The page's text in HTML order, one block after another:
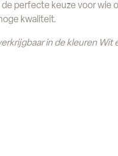
perfecte keuze voor wie
kwaliteit.
in de kleuren Wit